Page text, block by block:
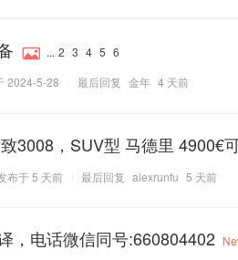
... 2 3 4 5 6
2024-5-28 最后回复 金年 4 天前
3008，SUV型 马德里 4900€
布于5 天前 最后回复 alexrunfu 5 天前
，电话微信同号:660804402